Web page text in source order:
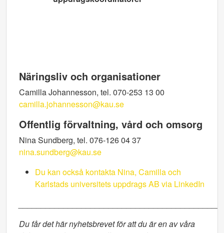
Näringsliv och organisationer
Camilla Johannesson, tel. 070-253 13 00
camilla.johannesson@kau.se
Offentlig förvaltning, vård och omsorg
Nina Sundberg, tel. 076-126 04 37
nina.sundberg@kau.se
Du kan också kontakta Nina, Camilla och
Karlstads universitets uppdrags AB via LinkedIn
Du får det här nyhetsbrevet för att du är en av våra